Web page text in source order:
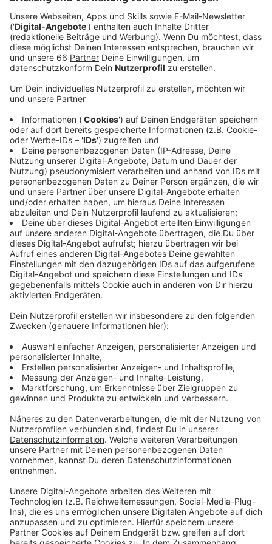
Matt Simons hat was neues geschrieben, über eine
persönliche Sache, die aber auch viele betreffen wird.
Es geht um seine Panikattacken, die er vor allem in
jüngeren Jahren sehr oft hatte, und um sein Motto,
was er dabei immer anwendet. Die Abende waren
eingeschlafen und am nächsten Tag ging es ihm
besser. Also hat er sich immer wieder gesagt, "du wirst
dich morgen besser fühlen". Deshalb heißt der Song
"Better Tomorrow". Matt Simons wollte für den Song
unbedingt den "großen schwedischen Pop-Sound". Da
hatte er anscheinend eine klare Vorstellung, was das
genau ist. Er wollte bewusst einen fröhlichen Klang
haben für dieses ernste Thema, weil er sich damit
auch herausfordern wollte. Es sei viel schwieriger,
einen optimistischen Happy-Song zu schreiben als
einen traurigen.
Anzeige
Wir benötigen Ihre
Zustimmung, um den YouTube
Video-Service zu laden!
Drittanbieters, um Videoinhalte
einzubetten. Dieser Service kann
Daten zu Ihren Aktivitäten
sammeln. Bitte lesen Sie die
Nutzung des Service zu, um dieses
Video anzusehen.
Mehr Informationen